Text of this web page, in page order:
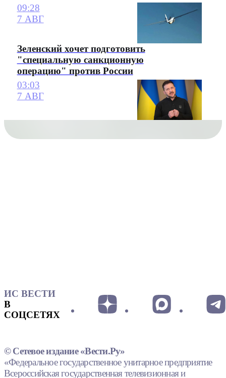
09:28
7 АВГ
Зеленский хочет подготовить
"специальную санкционную
операцию" против России
03:03
7 АВГ
ИС ВЕСТИ
В
СОЦСЕТЯХ
© Сетевое издание «Вести.Ру»
«Федеральное государственное унитарное предприятие
Всероссийская государственная телевизионная и